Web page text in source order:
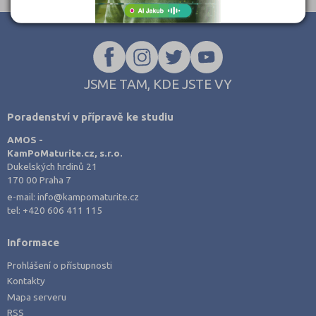
JSME TAM, KDE JSTE VY
Poradenství v přípravě ke studiu
AMOS -
KamPoMaturite.cz, s.r.o.
Dukelských hrdinů 21
170 00 Praha 7
e-mail:info@kampomaturite.cz
tel: +420 606 411 115
Informace
Prohlášení o přístupnosti
Kontakty
Mapa serveru
RSS